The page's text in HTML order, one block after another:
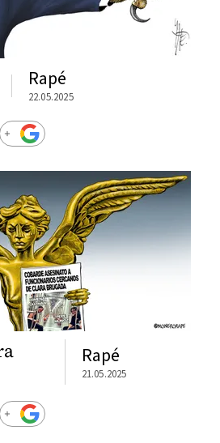
Rapé
22.05.2025
Rapé
21.05.2025